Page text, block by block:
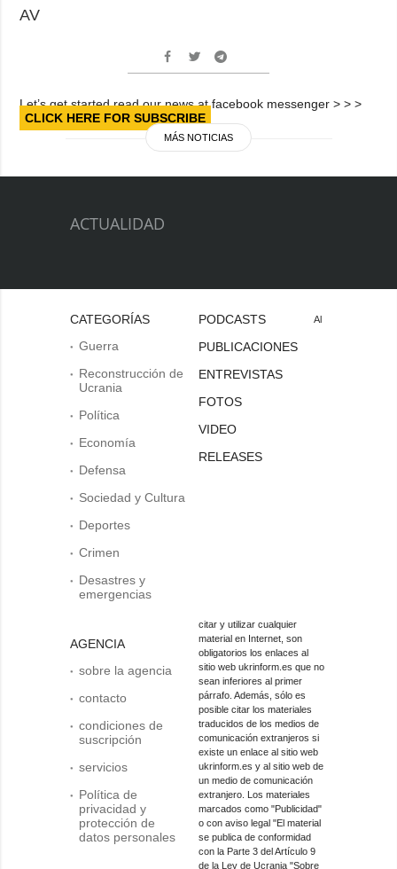
AV
Let’s get started read our news at facebook messenger > > >
CLICK HERE FOR SUBSCRIBE
MÁS NOTICIAS
ACTUALIDAD
CATEGORÍAS
Guerra
Reconstrucción de
Ucrania
Política
Economía
Defensa
Sociedad y Cultura
Deportes
Crimen
Desastres y
emergencias
AGENCIA
sobre la agencia
contacto
condiciones de
suscripción
servicios
Política de
privacidad y
protección de
datos personales
PODCASTS
PUBLICACIONES
ENTREVISTAS
FOTOS
VIDEO
RELEASES
Al
citar y utilizar cualquier
material en Internet, son
obligatorios los enlaces al
sitio web ukrinform.es que no
sean inferiores al primer
párrafo. Además, sólo es
posible citar los materiales
traducidos de los medios de
comunicación extranjeros si
existe un enlace al sitio web
ukrinform.es y al sitio web de
un medio de comunicación
extranjero. Los materiales
marcados como "Publicidad"
o con aviso legal "El material
se publica de conformidad
con la Parte 3 del Artículo 9
de la Ley de Ucrania "Sobre